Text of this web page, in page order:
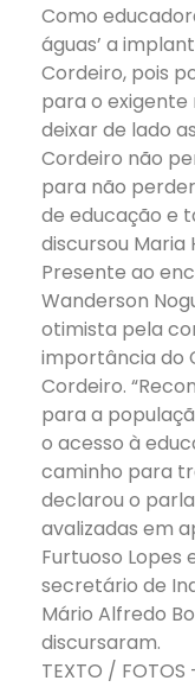
Como
águas’ a
Cordeiro, pois
para o
deixar de lado
Cordeiro não
para não
de educação e
discursou Maria
Presente ao
Wanderson
otimista pela
importância do
Cordeiro.
para a
o acesso à
caminho para
declarou o
avalizadas em
Furtuoso Lopes
secretário de
Mário Alfredo
discursaram.
TEXTO / FOTOS